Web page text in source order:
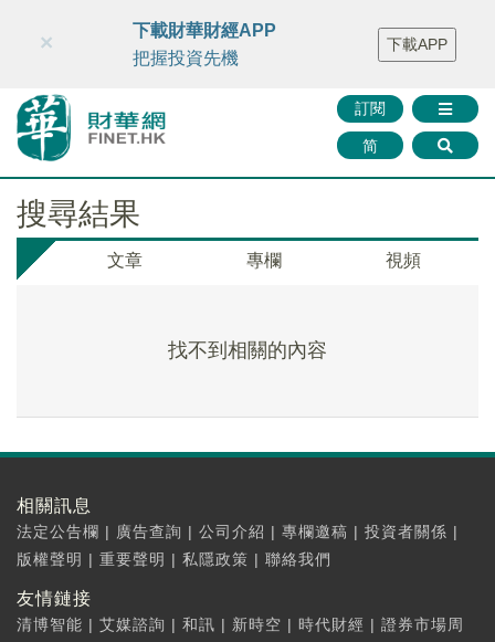
財華智庫網 FINTV FINMETA 財華證券 媒體矩陣
智庫沙龍
聯絡我們
訂閱
简
×
下載財華財經APP
把握投資先機
下載APP
搜尋結果
文章 專欄 視頻
找不到相關的內容
相關訊息
法定公告欄 | 廣告查詢 | 公司介紹 | 專欄邀稿 | 投資者關係 |
版權聲明 | 重要聲明 | 私隱政策 | 聯絡我們
友情鏈接
清博智能 | 艾媒諮詢 | 和訊 | 新時空 | 時代財經 | 證券市場周